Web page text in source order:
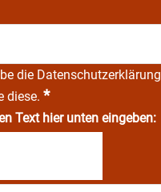
die Datenschutzerklärung
diese. *
Text hier unten eingeben: